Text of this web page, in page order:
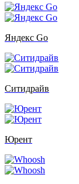
Яндекс Go
Ситидрайв
Юрент